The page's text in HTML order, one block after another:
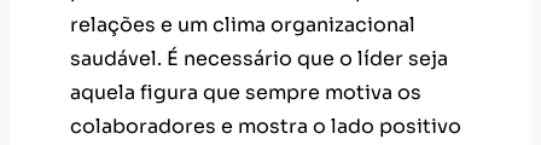
relações e um clima organizacional
saudável. É necessário que o líder seja
aquela figura que sempre motiva os
colaboradores e mostra o lado positivo